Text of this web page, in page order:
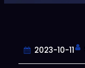
2023-10-11